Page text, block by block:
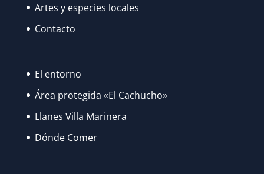
Artes y especies locales
Contacto
El entorno
Área protegida «El Cachucho»
Llanes Villa Marinera
Dónde Comer